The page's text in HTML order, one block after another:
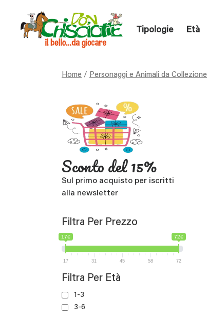
Tipologie Età
Home / Personaggi e Animali da Collezione
Sconto del 15%
Sul primo acquisto per iscritti
alla newsletter
Filtra Per Prezzo
17€ 72€
17 31 45 58 72
Filtra Per Età
1-3
3-6